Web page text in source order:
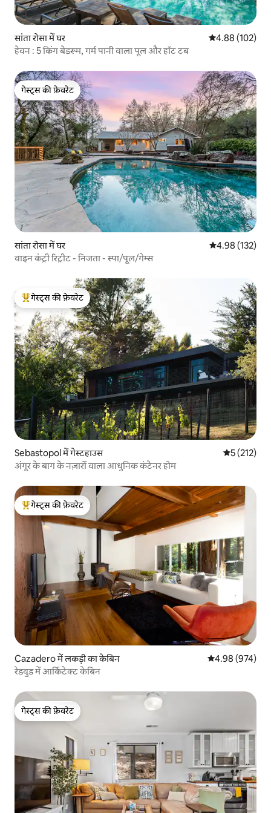
सांता रोसा में घर औसत रेटिंग 5 में से
4.88 (102)
हेवन : 5 किंग बेडरूम, गर्म पानी वाला पूल और हॉट टब
गेस्ट्स की फ़ेवरेट
गेस्ट्स की फ़ेवरेट
सांता रोसा में घर औसत रेटिंग 5 में से
4.98 (132)
वाइन कंट्री रिट्रीट - निजता - स्पा/पूल/गेम्स
गेस्ट्स का टॉप फ़ेवरेट
गेस्ट्स की फ़ेवरेट
Sebastopol में गेस्टहाउस औसत रेटिंग 5
5 (212)
अंगूर के बाग के नज़ारों वाला आधुनिक कंटेनर होम
गेस्ट्स का टॉप फ़ेवरेट
गेस्ट्स की फ़ेवरेट
Cazadero में लकड़ी का केबिन औसत रेटिंग 5 में से
4.98 (974)
रेडवुड में आर्किटेक्ट केबिन
गेस्ट्स की फ़ेवरेट
गेस्ट्स की फ़ेवरेट